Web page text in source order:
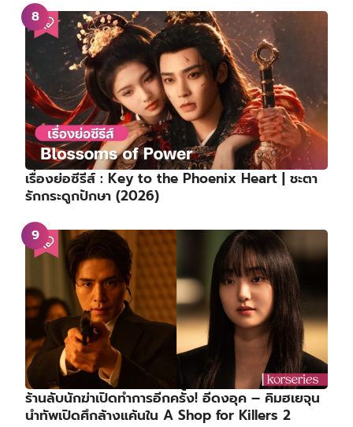
เรื่องย่อซีรีส์ : Key to the Phoenix Heart | ชะตา
รักกระดูกปักษา (2026)
ร้านลับนักฆ่าเปิดทำการอีกครั้ง! อีดงอุค – คิมฮเยจุน
นำทัพเปิดศึกล้างแค้นใน A Shop for Killers 2